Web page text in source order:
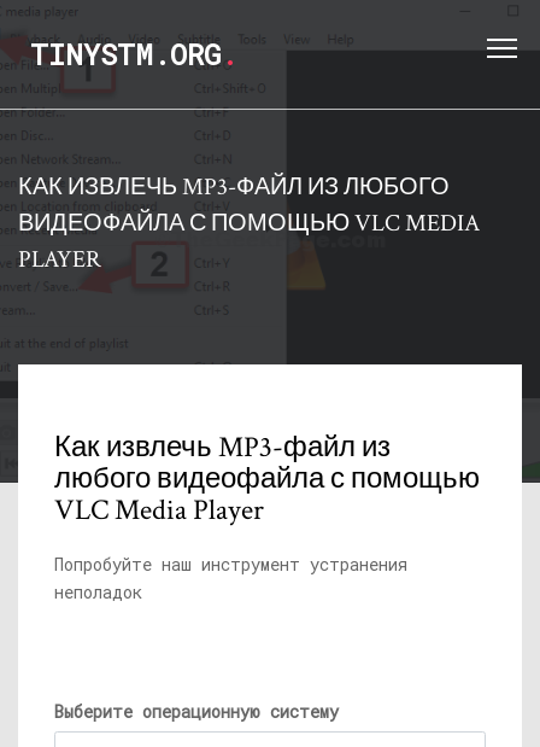
TINYSTM.ORG.
КАК ИЗВЛЕЧЬ MP3-ФАЙЛ ИЗ ЛЮБОГО
ВИДЕОФАЙЛА С ПОМОЩЬЮ VLC MEDIA
PLAYER
Как извлечь MP3-файл из
любого видеофайла с помощью
VLC Media Player
Попробуйте наш инструмент устранения
неполадок
Выберите операционную систему